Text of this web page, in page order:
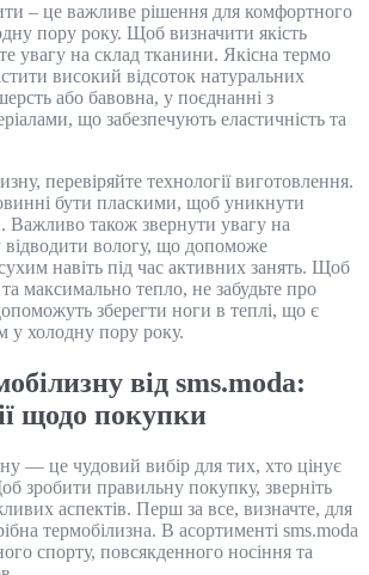
– це важливе рішення для комфортного
пору року. Щоб визначити якість
увагу на склад тканини. Якісна термо
високий відсоток натуральних
або бавовна, у поєднанні з
що забезпечують еластичність та
перевіряйте технології виготовлення.
бути пласкими, щоб уникнути
Важливо також звернути увагу на
відводити вологу, що допоможе
навіть під час активних занять. Щоб
максимально тепло, не забудьте про
зберегти ноги в теплі, що є
у холодну пору року.
від sms.moda:
щодо покупки
— це чудовий вибір для тих, хто цінує
зробити правильну покупку, зверніть
аспектів. Перш за все, визначте, для
термобілизна. В асортименті sms.moda
спорту, повсякденного носіння та